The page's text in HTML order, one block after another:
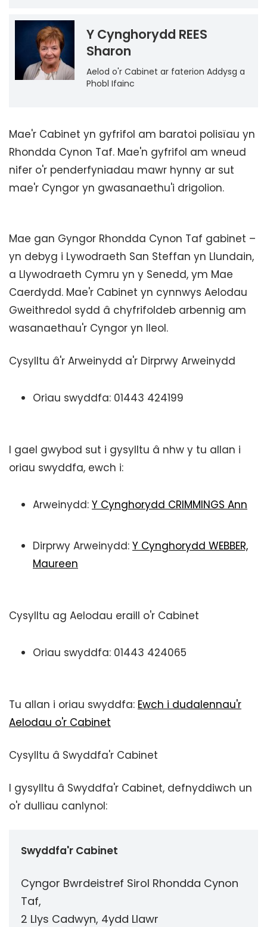
Y Cynghorydd REES
Sharon
Aelod o'r Cabinet ar faterion Addysg a
Phobl Ifainc
Mae'r Cabinet yn gyfrifol am baratoi polisïau yn
Rhondda Cynon Taf. Mae'n gyfrifol am wneud
nifer o'r penderfyniadau mawr hynny ar sut
mae'r Cyngor yn gwasanaethu'i drigolion.
Mae gan Gyngor Rhondda Cynon Taf gabinet –
yn debyg i Lywodraeth San Steffan yn Llundain,
a Llywodraeth Cymru yn y Senedd, ym Mae
Caerdydd. Mae'r Cabinet yn cynnwys Aelodau
Gweithredol sydd â chyfrifoldeb arbennig am
wasanaethau'r Cyngor yn lleol.
Cysylltu â'r Arweinydd a'r Dirprwy Arweinydd
Oriau swyddfa: 01443 424199
I gael gwybod sut i gysylltu â nhw y tu allan i
oriau swyddfa, ewch i:
Arweinydd: Y Cynghorydd CRIMMINGS Ann
Dirprwy Arweinydd: Y Cynghorydd WEBBER,
Maureen
Cysylltu ag Aelodau eraill o'r Cabinet
Oriau swyddfa: 01443 424065
Tu allan i oriau swyddfa: Ewch i dudalennau'r
Aelodau o'r Cabinet
Cysylltu â Swyddfa'r Cabinet
I gysylltu â Swyddfa'r Cabinet, defnyddiwch un
o'r dulliau canlynol:
Swyddfa'r Cabinet
Cyngor Bwrdeistref Sirol Rhondda Cynon
Taf,
2 Llys Cadwyn, 4ydd Llawr